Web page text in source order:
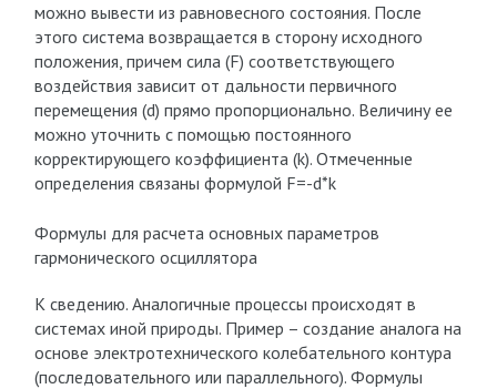
можно вывести из равновесного состояния. После
этого система возвращается в сторону исходного
положения, причем сила (F) соответствующего
воздействия зависит от дальности первичного
перемещения (d) прямо пропорционально. Величину ее
можно уточнить с помощью постоянного
корректирующего коэффициента (k). Отмеченные
определения связаны формулой F=-d*k
Формулы для расчета основных параметров
гармонического осциллятора
К сведению. Аналогичные процессы происходят в
системах иной природы. Пример – создание аналога на
основе электротехнического колебательного контура
(последовательного или параллельного). Формулы